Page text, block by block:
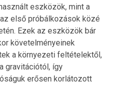
eszközök, mint a
első próbálkozások közé
Ezek az eszközök bár
követelményeinek
a környezeti feltételektől,
gravitációtól, így
erősen korlátozott